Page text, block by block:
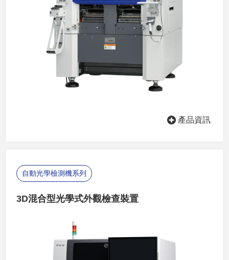
產品資訊
自動光學檢測機系列
3D混合型光學式外觀檢查裝置